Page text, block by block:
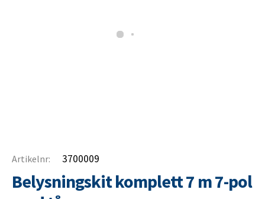
Artikelnr: 3700009
Belysningskit komplett 7 m 7-pol